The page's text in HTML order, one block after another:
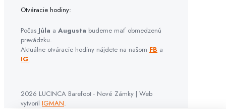
Otváracie hodiny:
Počas Júla a Augusta budeme mať obmedzenú
prevádzku.
Aktuálne otváracie hodiny nájdete na našom FB a
IG.
2026 LUCINCA Barefoot - Nové Zámky | Web
vytvoril IGMAN.